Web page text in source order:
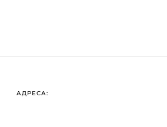
АДРЕСА: